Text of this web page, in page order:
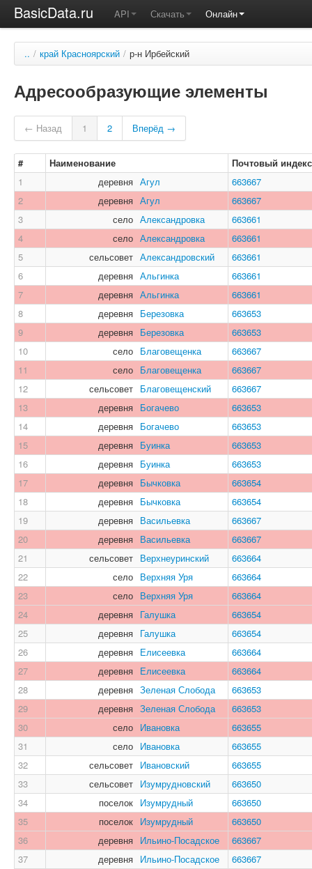
BasicData.ru API Скачать Онлайн
.. / край Красноярский / р-н Ирбейский
Адресообразующие элементы
← Назад 1 2 Вперёд →
# Наименование
Почтовый индекс
1
деревня Агул
663667
2
деревня Агул
663667
3
село Александровка
663661
4
село Александровка
663661
5
сельсовет Александровский
663661
6
деревня Альгинка
663661
7
деревня Альгинка
663661
8
деревня Березовка
663653
9
деревня Березовка
663653
10
село Благовещенка
663667
11
село Благовещенка
663667
12
сельсовет Благовещенский
663667
13
деревня Богачево
663653
14
деревня Богачево
663653
15
деревня Буинка
663653
16
деревня Буинка
663653
17
деревня Бычковка
663654
18
деревня Бычковка
663654
19
деревня Васильевка
663667
20
деревня Васильевка
663667
21
сельсовет Верхнеуринский
663664
22
село Верхняя Уря
663664
23
село Верхняя Уря
663664
24
деревня Галушка
663654
25
деревня Галушка
663654
26
деревня Елисеевка
663664
27
деревня Елисеевка
663664
28
деревня Зеленая Слобода
663653
29
деревня Зеленая Слобода
663653
30
село Ивановка
663655
31
село Ивановка
663655
32
сельсовет Ивановский
663655
33
сельсовет Изумрудновский
663650
34
поселок Изумрудный
663650
35
поселок Изумрудный
663650
36
деревня Ильино-Посадское
663667
37
деревня Ильино-Посадское
663667